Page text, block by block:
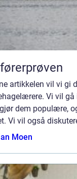
artikkelen vil vi gi
Vi vil
dem populære,
Vi vil også
Moen